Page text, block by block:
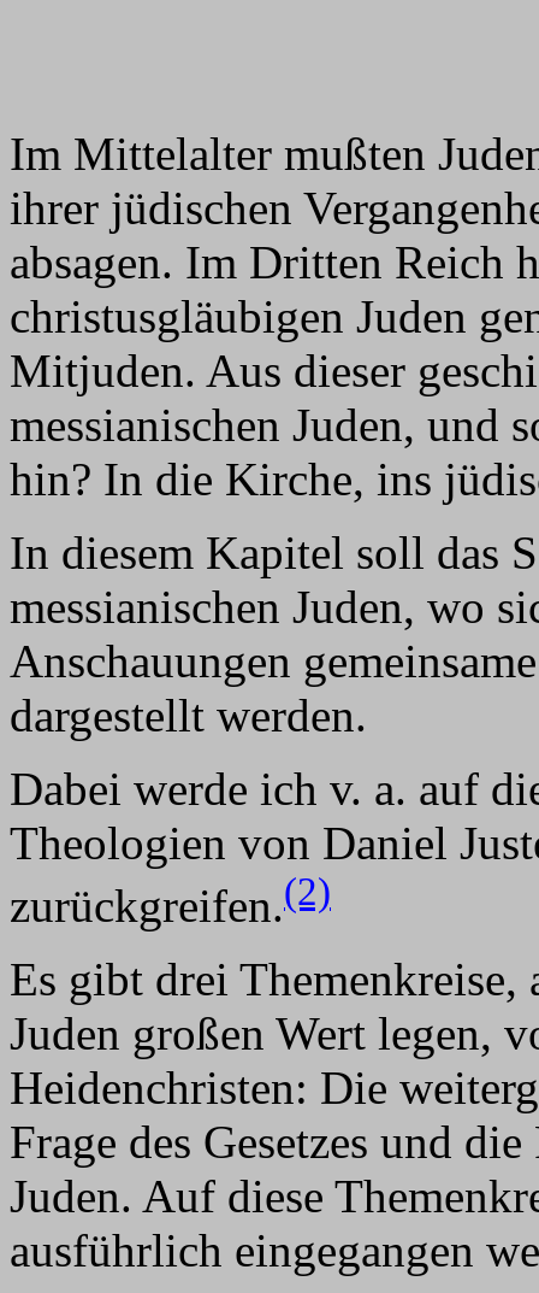
Im Mittelalter mußten
ihrer jüdischen
absagen. Im Dritten Reich
christusgläubigen Juden
Mitjuden. Aus dieser
messianischen Juden, und
hin? In die Kirche, ins
In diesem Kapitel soll das
messianischen Juden, wo
Anschauungen
dargestellt werden.
Dabei werde ich v. a. auf
Theologien von Daniel
zurückgreifen.(2)
Es gibt drei Themenkreise,
Juden großen Wert legen,
Heidenchristen: Die
Frage des Gesetzes und
Juden. Auf diese
ausführlich eingegangen